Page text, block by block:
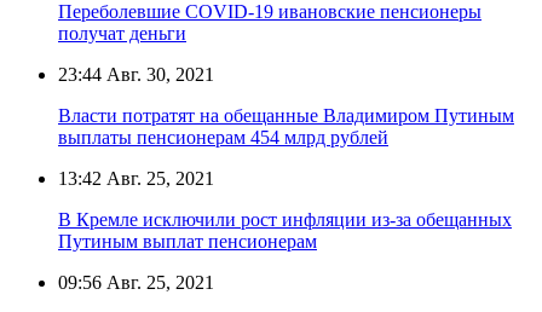
Переболевшие COVID-19 ивановские пенсионеры
получат деньги
23:44 Авг. 30, 2021
Власти потратят на обещанные Владимиром Путиным
выплаты пенсионерам 454 млрд рублей
13:42 Авг. 25, 2021
В Кремле исключили рост инфляции из-за обещанных
Путиным выплат пенсионерам
09:56 Авг. 25, 2021